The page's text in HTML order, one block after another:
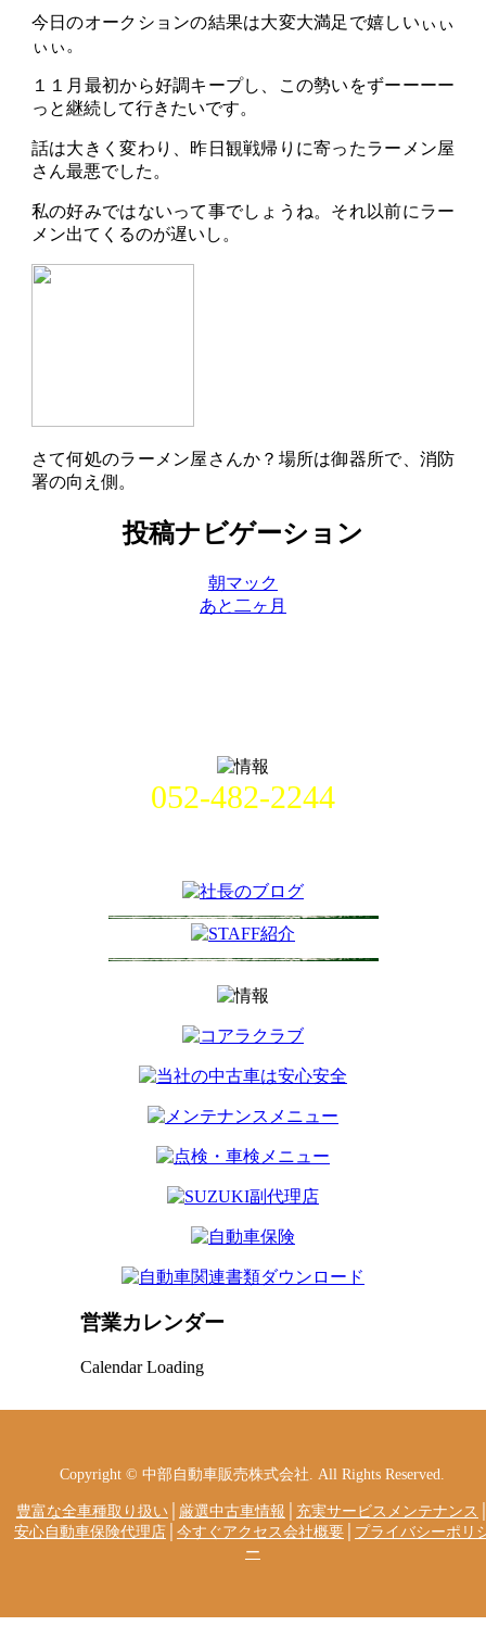
今日のオークションの結果は大変大満足で嬉しいぃぃ
ぃぃ。
１１月最初から好調キープし、この勢いをずーーーー
っと継続して行きたいです。
話は大きく変わり、昨日観戦帰りに寄ったラーメン屋
さん最悪でした。
私の好みではないって事でしょうね。それ以前にラー
メン出てくるのが遅いし。
さて何処のラーメン屋さんか？場所は御器所で、消防
署の向え側。
投稿ナビゲーション
朝マック
あと二ヶ月
052-482-2244
営業カレンダー
Calendar Loading
Copyright © 中部自動車販売株式会社. All Rights Reserved.
豊富な全車種取り扱い│ 厳選中古車情報 充実サービスメンテナンス
安心自動車保険代理店│ 今すぐアクセス会社概要│ プライバシーポリ
ー